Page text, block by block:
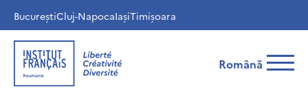
BucureștiCluj-NapocaIașiTimișoara
Română